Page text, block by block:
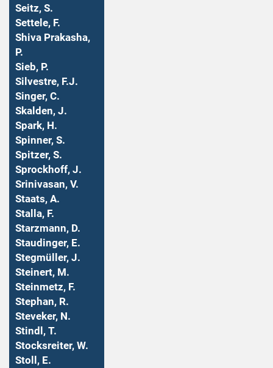
Seitz, S.
Settele, F.
Shiva Prakasha,
P.
Sieb, P.
Silvestre, F.J.
Singer, C.
Skalden, J.
Spark, H.
Spinner, S.
Spitzer, S.
Sprockhoff, J.
Srinivasan, V.
Staats, A.
Stalla, F.
Starzmann, D.
Staudinger, E.
Stegmüller, J.
Steinert, M.
Steinmetz, F.
Stephan, R.
Steveker, N.
Stindl, T.
Stocksreiter, W.
Stoll, E.